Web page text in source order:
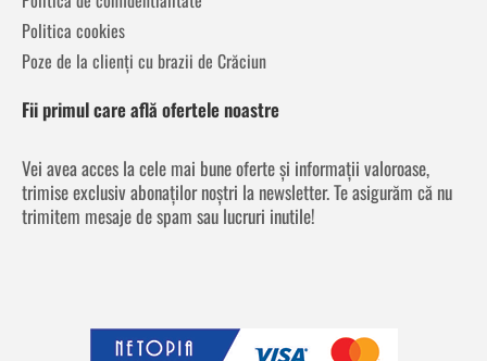
Politica cookies
Poze de la clienți cu brazii de Crăciun
Fii primul care află ofertele noastre
Vei avea acces la cele mai bune oferte și informații valoroase,
trimise exclusiv abonaților noștri la newsletter. Te asigurăm că nu
trimitem mesaje de spam sau lucruri inutile!